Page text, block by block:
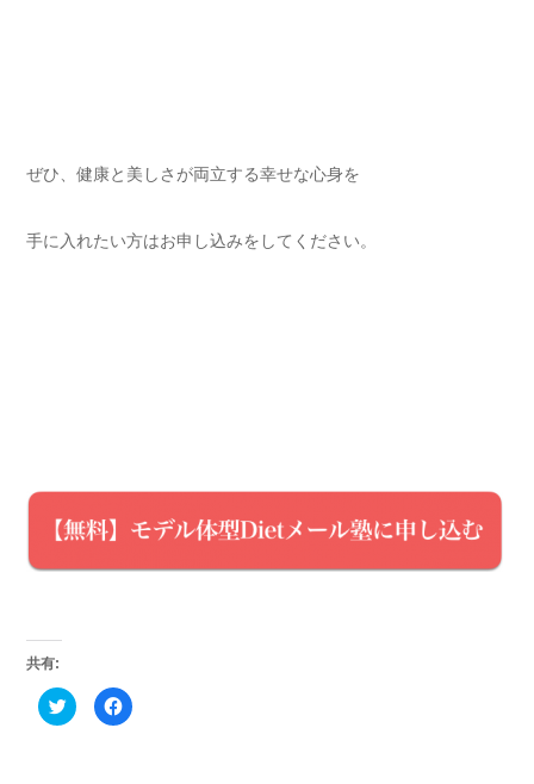
ぜひ、健康と美しさが両立する幸せな心身を
手に入れたい方はお申し込みをしてください。
共有:
ク
リ
Facebook
で